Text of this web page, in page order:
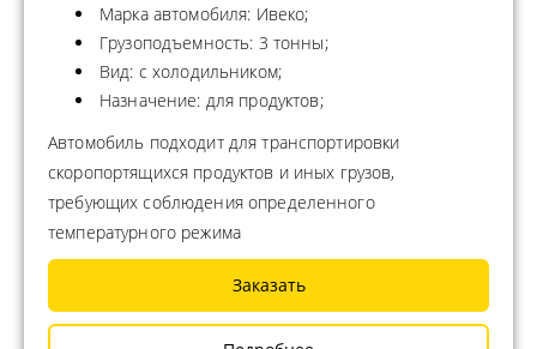
Марка автомобиля: Ивеко;
Грузоподъемность: 3 тонны;
Вид: с холодильником;
Назначение: для продуктов;
Автомобиль подходит для транспортировки
скоропортящихся продуктов и иных грузов,
требующих соблюдения определенного
температурного режима
Заказать